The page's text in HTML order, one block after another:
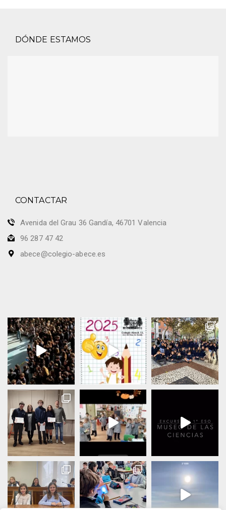
DÓNDE ESTAMOS
CONTACTAR
Avenida del Grau 36 Gandía, 46701 Valencia
96 287 47 42
abece@colegio-abece.es